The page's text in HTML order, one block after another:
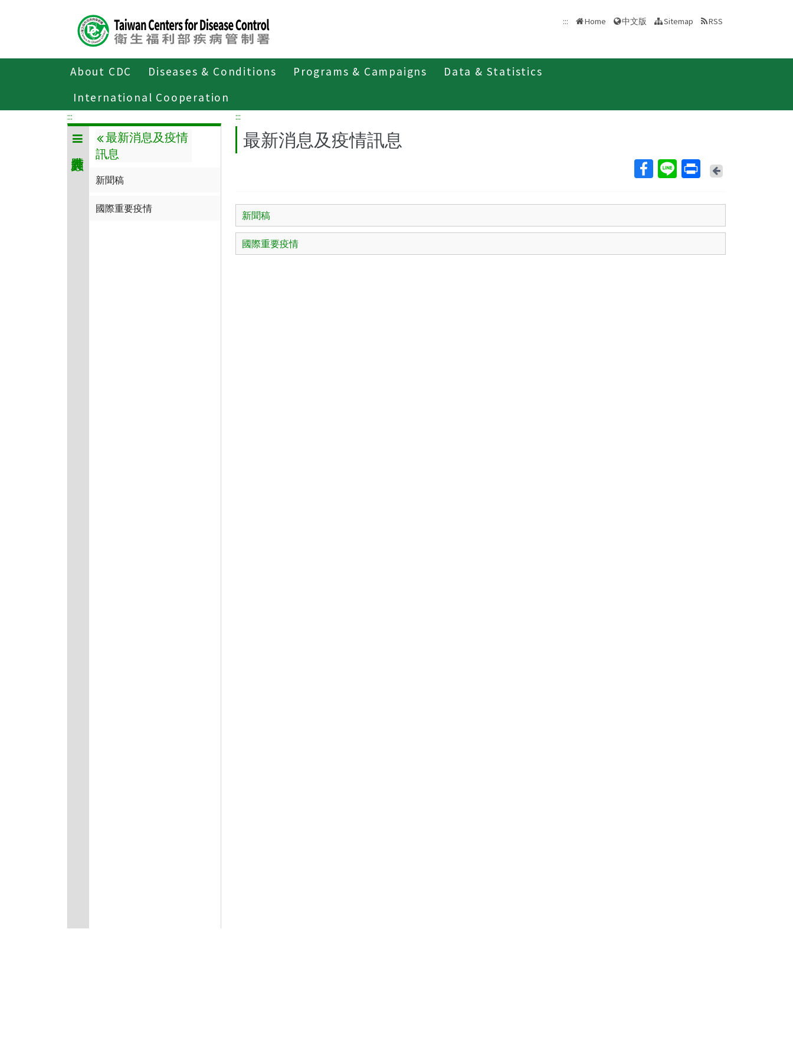
::: Home 中文版 Sitemap RSS
About CDC Diseases & Conditions Programs & Campaigns
Data & Statistics
International Cooperation
傳染病與防疫專題
:::
最新消息及疫情
訊息
新聞稿
國際重要疫情
:::
最新消息及疫情訊息
Back
新聞稿
國際重要疫情